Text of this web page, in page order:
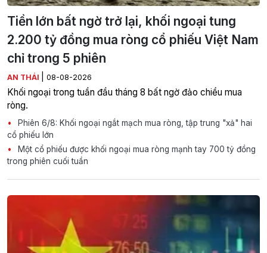
Tiền lớn bất ngờ trở lại, khối ngoại tung
2.200 tỷ đồng mua ròng cổ phiếu Việt Nam
chỉ trong 5 phiên
AN THÁI 08-08-2026
Khối ngoại trong tuần đầu tháng 8 bất ngờ đảo chiều mua
ròng.
Phiên 6/8: Khối ngoại ngắt mạch mua ròng, tập trung "xả" hai
cổ phiếu lớn
Một cổ phiếu được khối ngoại mua ròng mạnh tay 700 tỷ đồng
trong phiên cuối tuần